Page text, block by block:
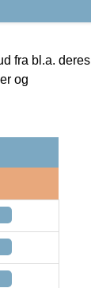
fra bl.a. deres
og